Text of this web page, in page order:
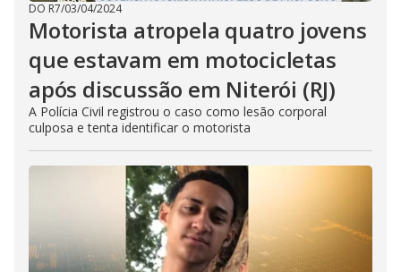
DO R7/03/04/2024
Motorista atropela quatro jovens
que estavam em motocicletas
após discussão em Niterói (RJ)
A Polícia Civil registrou o caso como lesão corporal
culposa e tenta identificar o motorista